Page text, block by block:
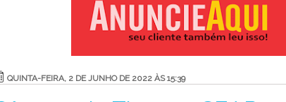
QUINTA-FEIRA, 2 DE JUNHO DE 2022 ÀS 15:39